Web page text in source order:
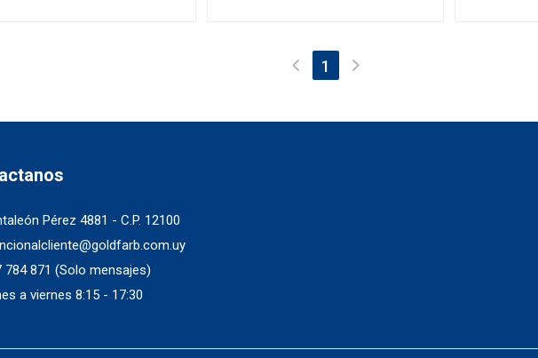
1 (current)
Pérez 4881 - C.P. 12100
784 871 (Solo mensajes)
a viernes 8:15 - 17:30